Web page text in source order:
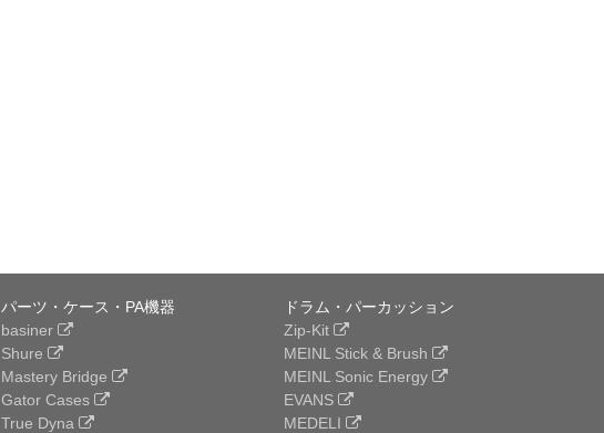
パーツ・ケース・PA機器
basiner
Shure
Mastery Bridge
Gator Cases
True Dyna
ドラム・パーカッション
Zip-Kit
MEINL Stick & Brush
MEINL Sonic Energy
EVANS
MEDELI